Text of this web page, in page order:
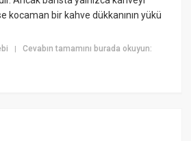
kocaman bir kahve dükkanının yükü
|Cevabın tamamını burada okuyun: